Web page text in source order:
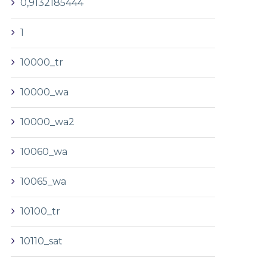
0,9132185444
1
10000_tr
10000_wa
10000_wa2
10060_wa
10065_wa
10100_tr
10110_sat